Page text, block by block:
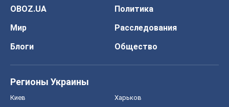
OBOZ.UA
Политика
Мир
Расследования
Блоги
Общество
Регионы Украины
Киев Харьков